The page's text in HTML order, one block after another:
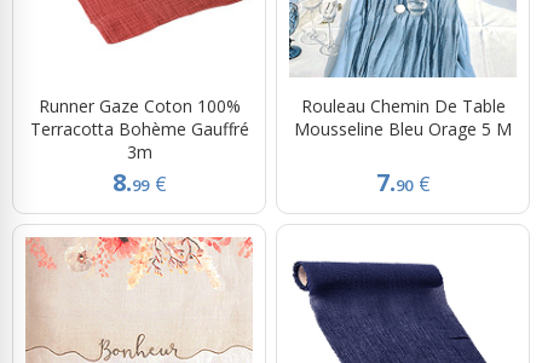
Runner Gaze Coton 100%
Terracotta Bohème Gauffré
3m
8.99 €
Rouleau Chemin De Table
Mousseline Bleu Orage 5 M
7.90 €